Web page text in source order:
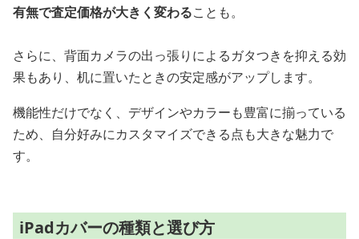
有無で査定価格が大きく変わることも。
さらに、背面カメラの出っ張りによるガタつきを抑える効
果もあり、机に置いたときの安定感がアップします。
機能性だけでなく、デザインやカラーも豊富に揃っている
ため、自分好みにカスタマイズできる点も大きな魅力で
す。
iPadカバーの種類と選び方